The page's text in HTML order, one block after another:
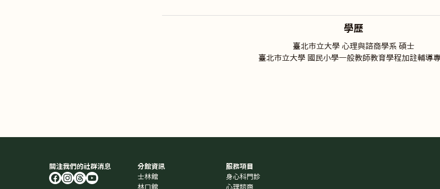
學歷
臺北市立大學 心理與諮商學系 碩士
臺北市立大學 國民小學一般教師教育學程加註輔導
關注我們的社群消息
分館資訊
士林館
林口館
服務項目
身心科門診
心理諮商